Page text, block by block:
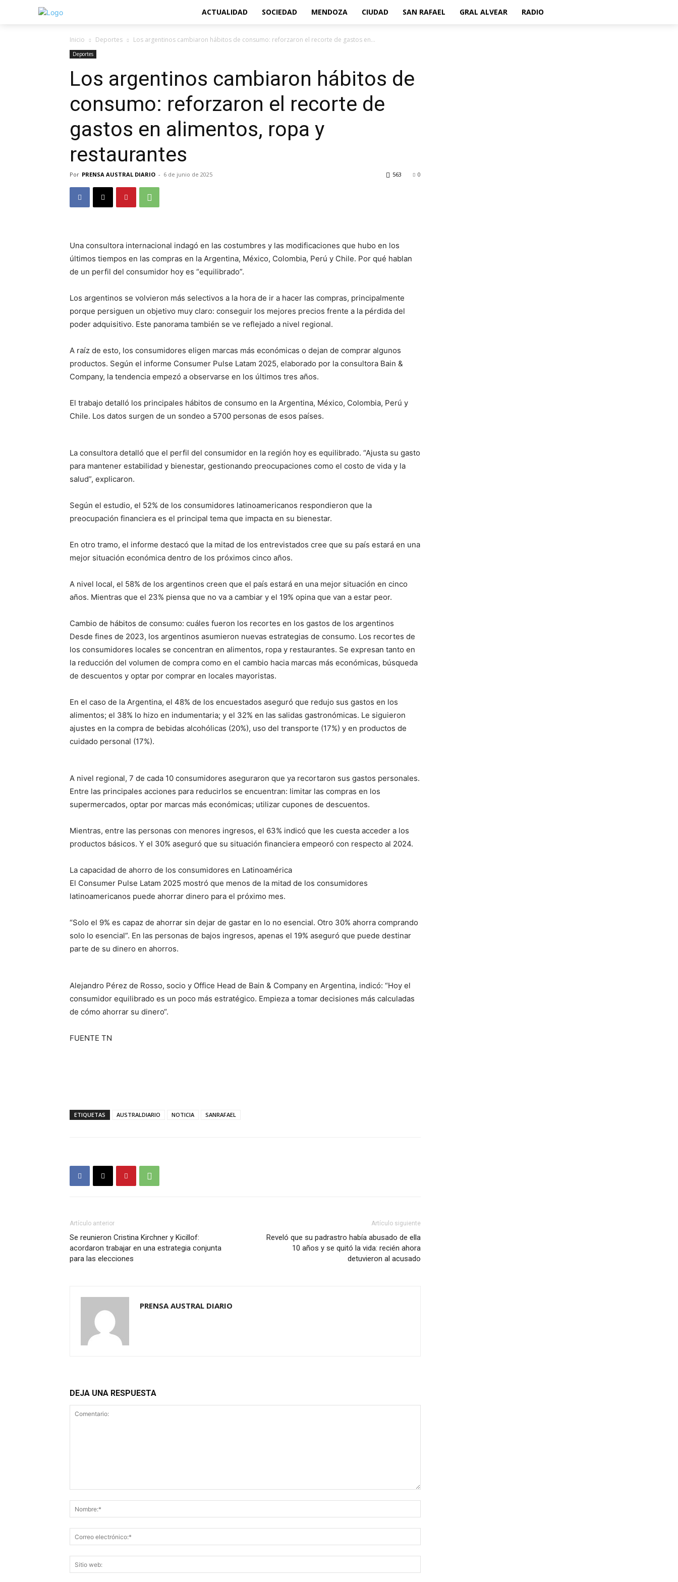
ACTUALIDAD SOCIEDAD MENDOZA CIUDAD SAN RAFAEL GRAL ALVEAR RADIO
Inicio Deportes Los argentinos cambiaron hábitos de consumo: reforzaron el recorte de gastos en...
Deportes
Los argentinos cambiaron hábitos de
consumo: reforzaron el recorte de
gastos en alimentos, ropa y
restaurantes
Por PRENSA AUSTRAL DIARIO - 6 de junio de 2025 0
563
Una consultora internacional indagó en las costumbres y las modificaciones que hubo en los
últimos tiempos en las compras en la Argentina, México, Colombia, Perú y Chile. Por qué hablan
de un perfil del consumidor hoy es “equilibrado”.
Los argentinos se volvieron más selectivos a la hora de ir a hacer las compras, principalmente
porque persiguen un objetivo muy claro: conseguir los mejores precios frente a la pérdida del
poder adquisitivo. Este panorama también se ve reflejado a nivel regional.
A raíz de esto, los consumidores eligen marcas más económicas o dejan de comprar algunos
productos. Según el informe Consumer Pulse Latam 2025, elaborado por la consultora Bain &
Company, la tendencia empezó a observarse en los últimos tres años.
El trabajo detalló los principales hábitos de consumo en la Argentina, México, Colombia, Perú y
Chile. Los datos surgen de un sondeo a 5700 personas de esos países.
La consultora detalló que el perfil del consumidor en la región hoy es equilibrado. “Ajusta su gasto
para mantener estabilidad y bienestar, gestionando preocupaciones como el costo de vida y la
salud”, explicaron.
Según el estudio, el 52% de los consumidores latinoamericanos respondieron que la
preocupación financiera es el principal tema que impacta en su bienestar.
En otro tramo, el informe destacó que la mitad de los entrevistados cree que su país estará en una
mejor situación económica dentro de los próximos cinco años.
A nivel local, el 58% de los argentinos creen que el país estará en una mejor situación en cinco
años. Mientras que el 23% piensa que no va a cambiar y el 19% opina que van a estar peor.
Cambio de hábitos de consumo: cuáles fueron los recortes en los gastos de los argentinos
Desde fines de 2023, los argentinos asumieron nuevas estrategias de consumo. Los recortes de
los consumidores locales se concentran en alimentos, ropa y restaurantes. Se expresan tanto en
la reducción del volumen de compra como en el cambio hacia marcas más económicas, búsqueda
de descuentos y optar por comprar en locales mayoristas.
En el caso de la Argentina, el 48% de los encuestados aseguró que redujo sus gastos en los
alimentos; el 38% lo hizo en indumentaria; y el 32% en las salidas gastronómicas. Le siguieron
ajustes en la compra de bebidas alcohólicas (20%), uso del transporte (17%) y en productos de
cuidado personal (17%).
A nivel regional, 7 de cada 10 consumidores aseguraron que ya recortaron sus gastos personales.
Entre las principales acciones para reducirlos se encuentran: limitar las compras en los
supermercados, optar por marcas más económicas; utilizar cupones de descuentos.
Mientras, entre las personas con menores ingresos, el 63% indicó que les cuesta acceder a los
productos básicos. Y el 30% aseguró que su situación financiera empeoró con respecto al 2024.
La capacidad de ahorro de los consumidores en Latinoamérica
El Consumer Pulse Latam 2025 mostró que menos de la mitad de los consumidores
latinoamericanos puede ahorrar dinero para el próximo mes.
“Solo el 9% es capaz de ahorrar sin dejar de gastar en lo no esencial. Otro 30% ahorra comprando
solo lo esencial”. En las personas de bajos ingresos, apenas el 19% aseguró que puede destinar
parte de su dinero en ahorros.
Alejandro Pérez de Rosso, socio y Office Head de Bain & Company en Argentina, indicó: “Hoy el
consumidor equilibrado es un poco más estratégico. Empieza a tomar decisiones más calculadas
de cómo ahorrar su dinero“.
FUENTE TN
ETIQUETAS AUSTRALDIARIO NOTICIA SANRAFAEL
Artículo anterior
Se reunieron Cristina Kirchner y Kicillof:
acordaron trabajar en una estrategia conjunta
para las elecciones
Artículo siguiente
Reveló que su padrastro había abusado de ella
10 años y se quitó la vida: recién ahora
detuvieron al acusado
PRENSA AUSTRAL DIARIO
DEJA UNA RESPUESTA